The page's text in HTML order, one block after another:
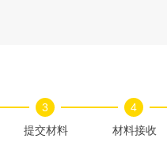
3 4
提交材料 材料接收